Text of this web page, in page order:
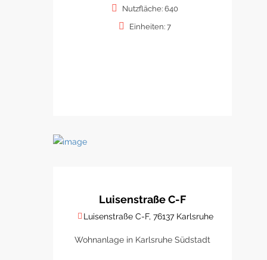
Nutzfläche: 640
Einheiten: 7
Luisenstraße C-F
Luisenstraße C-F, 76137 Karlsruhe
Wohnanlage in Karlsruhe Südstadt